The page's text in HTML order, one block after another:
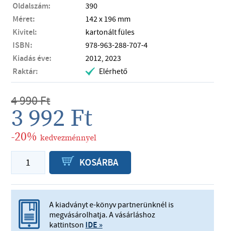
Oldalszám: 390
Méret: 142 x 196 mm
Kivitel: kartonált füles
ISBN: 978-963-288-707-4
Kiadás éve: 2012, 2023
Raktár: . Elérhető
4 990Ft
3 992 Ft
-20% kedvezménnyel
P KOSÁRBA
A kiadványt e-könyv partnerünknél is
megvásárolhatja. A vásárláshoz
kattintson IDE »